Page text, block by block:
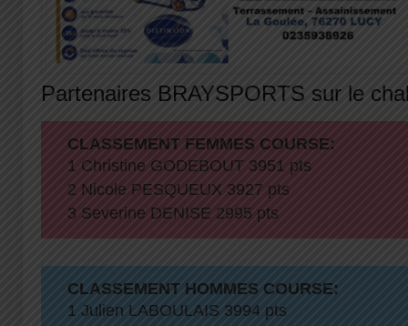
Partenaires BRAYSPORTS sur le
CLASSEMENT FEMMES COURSE:
1 Christine GODEBOUT 3951 pts
2 Nicole PESQUEUX 3927 pts
3 Severine DENISE 2995 pts
CLASSEMENT HOMMES COURSE:
1 Julien LABOULAIS 3994 pts